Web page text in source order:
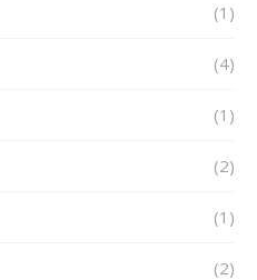
(1)
(4)
(1)
(2)
(1)
(2)